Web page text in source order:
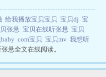
给我播放宝贝宝贝 宝贝dj 宝
张悬 宝贝在线听张悬 宝贝
com宝贝 宝贝mv 我想听
悬全文在线阅读。